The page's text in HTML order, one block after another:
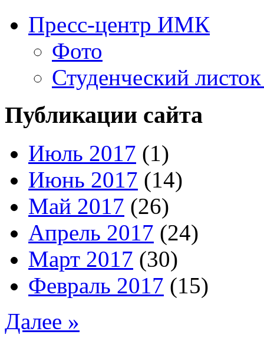
Пресс-центр ИМК
Фото
Студенческий
Публикации сайта
Июль 2017 (1)
Июнь 2017 (14)
Май 2017 (26)
Апрель 2017 (24)
Март 2017 (30)
Февраль 2017 (15)
Далее »